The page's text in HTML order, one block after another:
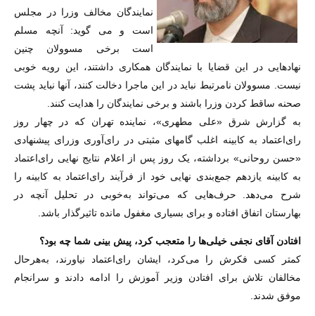
نمایندگان مخالف وزرا در مجلس
است و می گوید: آنچه مسلم
است برخی مسوولان چنین
نهادهایی در این قضایا با نمایندگان همکاری داشتند، این رویه خوبی
نیست. مسوولان نامرتبط نباید در این ماجرا دخالت کنند، آنها نباید پشت
صحنه ساقط کردن وزرا باشند و برخی نمایندگان را هدایت کنند.
به گزارش شرق «علی مطهری»، نماینده تهران که در چهار روز
رای‌اعتماد به کابینه اغلب گام‏های مثبتی در رای‌آوری وزرای پیشنهادی
«حسن روحانی» برداشته، یک روز پس از اعلام نتایج نهایی رای‌اعتماد
به کابینه یازدهم جمع‌بندی نهایی خود از فرآیند رای‌اعتماد به کابینه را
شرح می‌دهد. حرف‌هایی که می‌تواند به‌خوبی در تحلیل آنچه در
بهارستان اتفاق افتاده و برای بسیاری مغفول مانده تاثیرگذار باشد.
‌افتادن آقای نجفی خیلی‌ها را متعجب کرد، پیش ‏بینی شما چه بود؟
کمتر کسی فکرش را می‌کرد، ایشان رای‌اعتماد نیاورند، به‌هرحال
مخالفان تلاش برای افتادن وزیر آموزش را ادامه دادند و سرانجام
موفق شدند.